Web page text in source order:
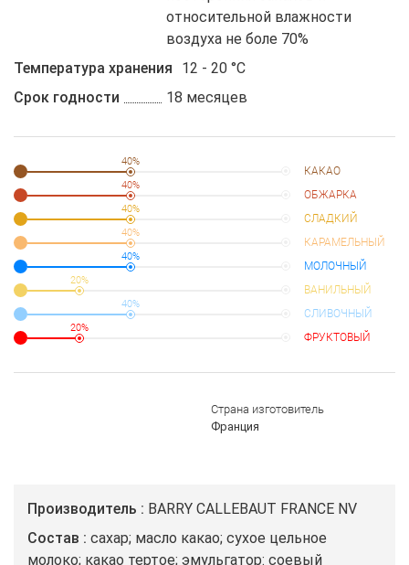
относительной влажности
воздуха не боле 70%
Температура хранения
12 - 20 °C
Срок годности
18 месяцев
40%
КАКАО
40%
ОБЖАРКА
40%
СЛАДКИЙ
40%
КАРАМЕЛЬНЫЙ
40%
МОЛОЧНЫЙ
20%
ВАНИЛЬНЫЙ
40%
СЛИВОЧНЫЙ
20%
ФРУКТОВЫЙ
Страна изготовитель
Франция
Производитель
BARRY CALLEBAUT FRANCE NV
Состав
сахар; масло какао; сухое цельное
молоко; какао тертое; эмульгатор: соевый